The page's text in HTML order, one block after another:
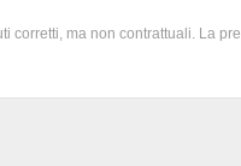
corretti, ma non contrattuali. La